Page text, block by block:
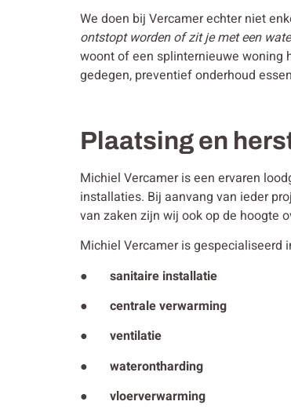
We doen bij Vercamer echter niet
ontstopt worden of zit je met een
woont of een splinternieuwe woning
gedegen, preventief onderhoud
Plaatsing en
Michiel Vercamer is een ervaren
installaties. Bij aanvang van ieder
van zaken zijn wij ook op de hoogte
Michiel Vercamer is gespecialiseerd
● sanitaire installatie
● centrale verwarming
● ventilatie
● waterontharding
● vloerverwarming